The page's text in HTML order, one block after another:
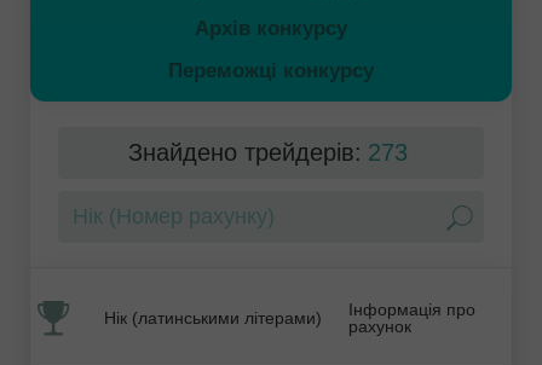
Архів конкурсу
Переможці конкурсу
Знайдено трейдерів: 273
Нік (латинськими літерами)
Інформація про
рахунок